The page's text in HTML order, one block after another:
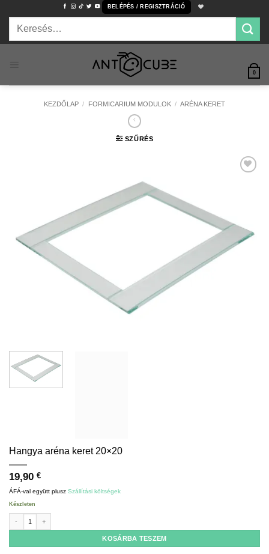
content
BELÉPÉS / REGISZTRÁCIÓ
Keresés
0
KEZDŐLAP / FORMICARIUM MODULOK / ARÉNA KERET
SZŰRÉS
Hangya aréna keret 20×20
19,90 €
ÁFÁ-val együtt plusz Szállítási költségek
Készleten
KOSÁRBA TESZEM